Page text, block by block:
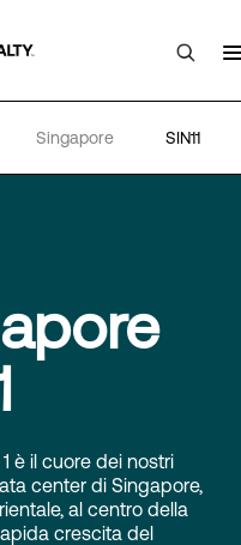
Singapore SIN11
è il cuore dei nostri
center di Singapore,
al centro della
crescita del